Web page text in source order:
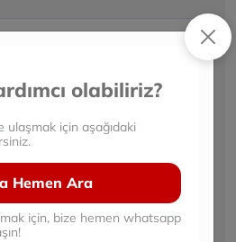
olabiliriz?
ulaşmak için aşağıdaki
Hemen Ara
için, bize hemen whatsapp